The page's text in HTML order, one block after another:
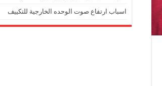
اسباب ارتفاع صوت الوحده الخارجية للتكييف